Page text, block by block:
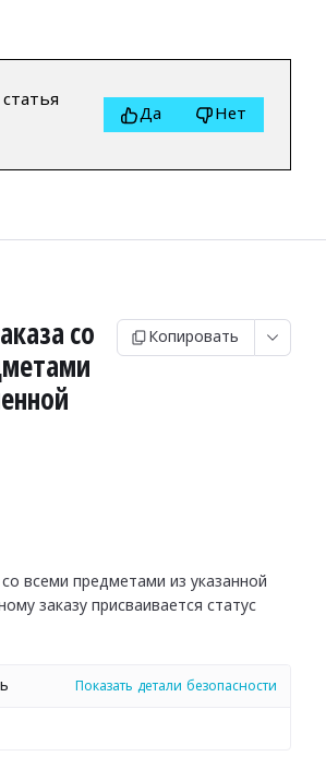
Да Нет
со
Копировать
всеми предметами из указанной
заказу присваивается статус
Показать детали безопасности